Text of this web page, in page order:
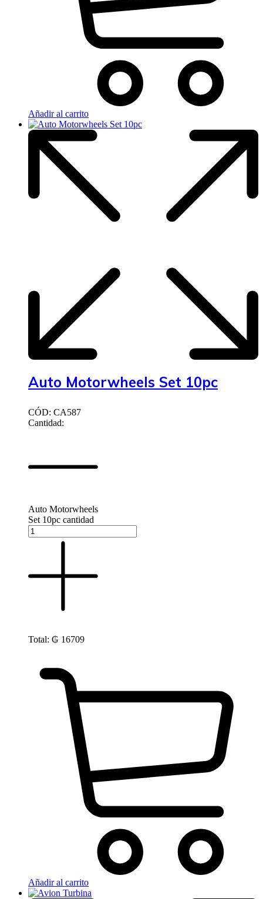
Añadir al carrito
Auto Motorwheels Set 10pc
CÓD: CA587
Cantidad:
Auto Motorwheels
Set 10pc cantidad
Total: ₲ 16709
Añadir al carrito